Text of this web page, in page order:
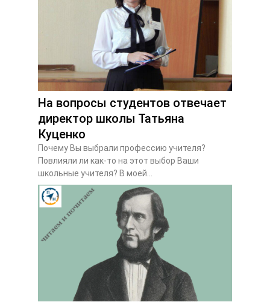
На вопросы студентов отвечает
директор школы Татьяна
Куценко
Почему Вы выбрали профессию учителя?
Повлияли ли как-то на этот выбор Ваши
школьные учителя? В моей...